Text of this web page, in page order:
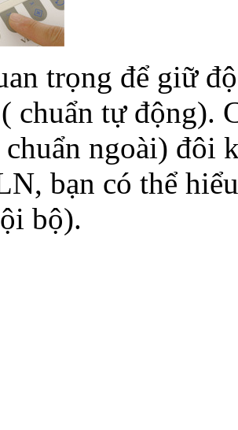
trọng để giữ
chuẩn tự động).
ngoài) đôi
bạn có thể
bộ).